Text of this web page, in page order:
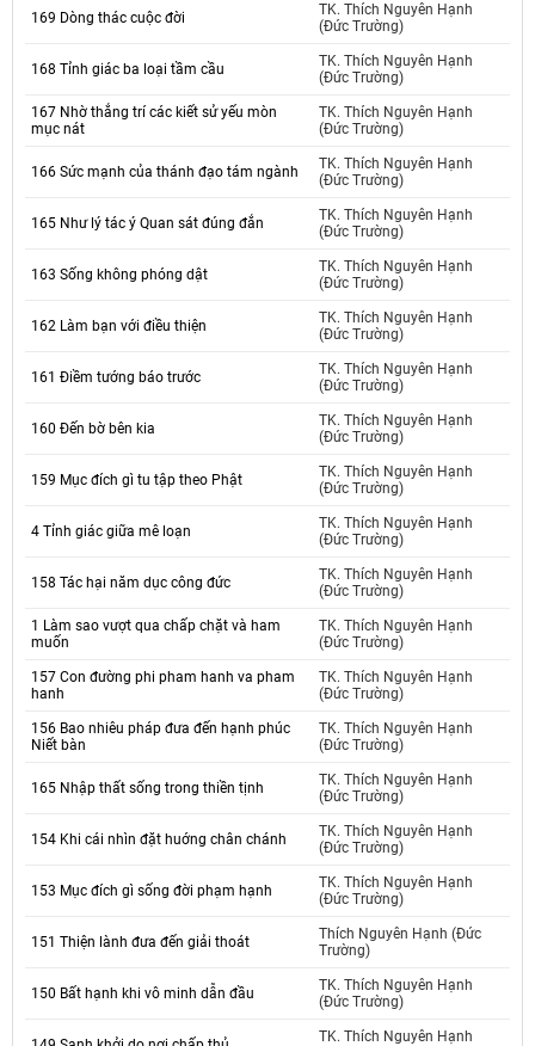
169 Dòng thác cuộc đời
TK. Thích Nguyên Hạnh
(Đức Trường)
168 Tỉnh giác ba loại tầm cầu
TK. Thích Nguyên Hạnh
(Đức Trường)
167 Nhờ thắng trí các kiết sử yếu mòn
mục nát
TK. Thích Nguyên Hạnh
(Đức Trường)
166 Sức mạnh của thánh đạo tám ngành
TK. Thích Nguyên Hạnh
(Đức Trường)
165 Như lý tác ý Quan sát đúng đắn
TK. Thích Nguyên Hạnh
(Đức Trường)
163 Sống không phóng dật
TK. Thích Nguyên Hạnh
(Đức Trường)
162 Làm bạn với điều thiện
TK. Thích Nguyên Hạnh
(Đức Trường)
161 Điềm tướng báo trước
TK. Thích Nguyên Hạnh
(Đức Trường)
160 Đến bờ bên kia
TK. Thích Nguyên Hạnh
(Đức Trường)
159 Mục đích gì tu tập theo Phật
TK. Thích Nguyên Hạnh
(Đức Trường)
4 Tỉnh giác giữa mê loạn
TK. Thích Nguyên Hạnh
(Đức Trường)
158 Tác hại năm dục công đức
TK. Thích Nguyên Hạnh
(Đức Trường)
1 Làm sao vượt qua chấp chặt và ham
muốn
TK. Thích Nguyên Hạnh
(Đức Trường)
157 Con đường phi pham hanh va pham
hanh
TK. Thích Nguyên Hạnh
(Đức Trường)
156 Bao nhiêu pháp đưa đến hạnh phúc
Niết bàn
TK. Thích Nguyên Hạnh
(Đức Trường)
165 Nhập thất sống trong thiền tịnh
TK. Thích Nguyên Hạnh
(Đức Trường)
154 Khi cái nhìn đặt huớng chân chánh
TK. Thích Nguyên Hạnh
(Đức Trường)
153 Mục đích gì sống đời phạm hạnh
TK. Thích Nguyên Hạnh
(Đức Trường)
151 Thiện lành đưa đến giải thoát
Thích Nguyên Hạnh (Đức
Trường)
150 Bất hạnh khi vô minh dẫn đầu
TK. Thích Nguyên Hạnh
(Đức Trường)
TK. Thích Nguyên Hạnh